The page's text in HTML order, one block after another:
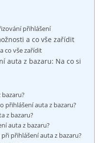
přihlášení
a co vše zařídit
co vše zařídit
auta z bazaru: Na co si
bazaru?
přihlášení auta z bazaru?
z bazaru?
auta z bazaru?
přihlášení auta z bazaru?